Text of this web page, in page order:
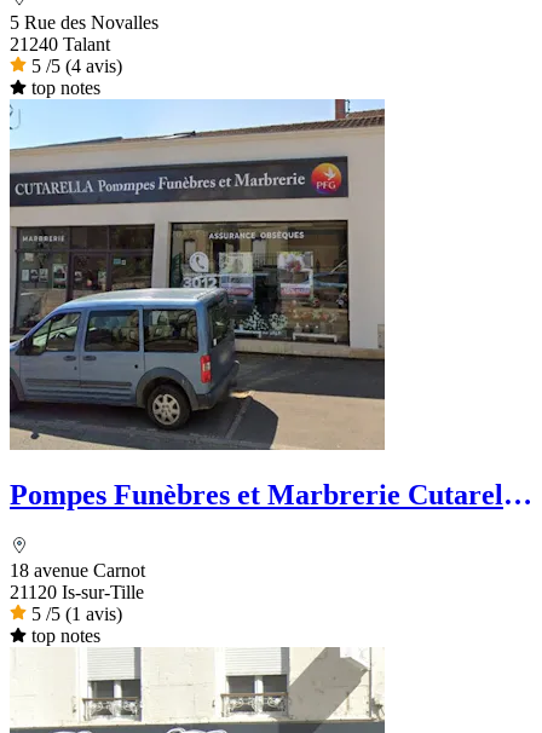
5 Rue des Novalles
21240 Talant
5 /5 (4 avis)
top notes
Pompes Funèbres et Marbrerie Cutarella
18 avenue Carnot
21120 Is-sur-Tille
5 /5 (1 avis)
top notes